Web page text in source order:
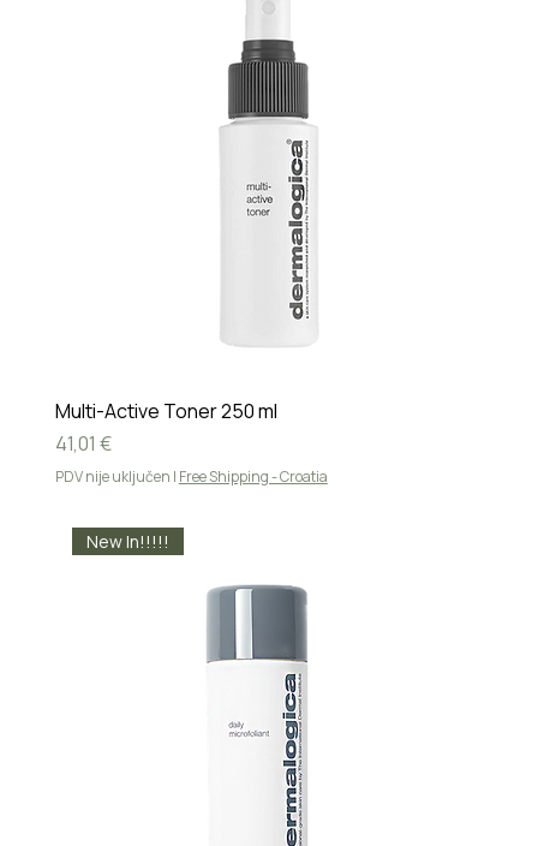
Multi-Active Toner 250 ml
Cijena
41,01 €
PDV nije uključen | Free Shipping - Croatia
New In!!!!!